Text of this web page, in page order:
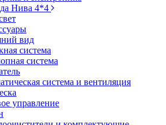
Нива 4*4
вид
система
система
система и вентиляция
управление